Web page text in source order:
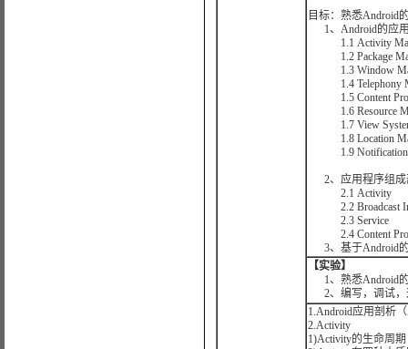
目标：熟悉Android
1、Android的应
1.1 Activity
1.2 Package
1.3 Window
1.4 Telephony
1.5 Content
1.6 Resource
1.7 View
1.8 Location
1.9 Notification
2、应用程序组成
2.1 Activity
2.2 Broadcast
2.3 Service
2.4 Content
3、基于Android
【实验】
1、熟悉Android
2、编写，调试，
1.Android应用剖析
2.Activity
1)Activity的生命周期